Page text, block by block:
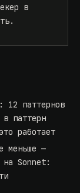
в
12 паттернов
паттерн
работает
меньше —
Sonnet: